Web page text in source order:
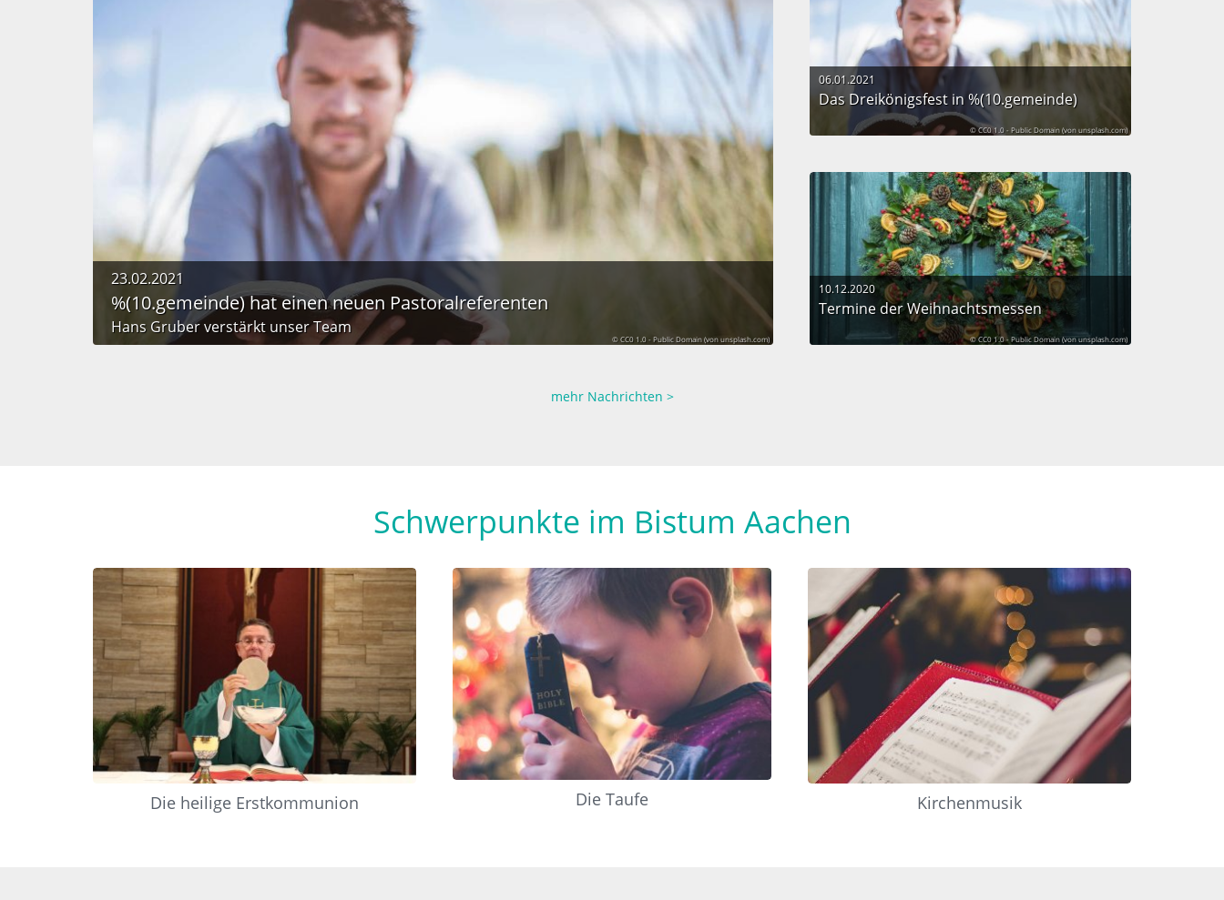
23.02.2021
%(10.gemeinde) hat einen neuen Pastoralreferenten
Hans Gruber verstärkt unser Team
© CC0 1.0 - Public Domain (von unsplash.com)
06.01.2021
Das Dreikönigsfest in %(10.gemeinde)
© CC0 1.0 - Public Domain (von unsplash.com)
10.12.2020
Termine der Weihnachtsmessen
© CC0 1.0 - Public Domain (von unsplash.com)
mehr Nachrichten >
Schwerpunkte im Bistum Aachen
Die heilige Erstkommunion Die Taufe Kirchenmusik